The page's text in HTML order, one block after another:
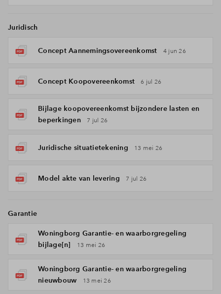
Juridisch
Concept Aannemingsovereenkomst 4 jun 26
Concept Koopovereenkomst 6 jul 26
Bijlage koopovereenkomst bijzondere lasten en
beperkingen
7 jul 26
Juridische situatietekening 13 mei 26
Model akte van levering 7 jul 26
Garantie
Woningborg Garantie- en waarborgregeling
bijlage[n]
13 mei 26
Woningborg Garantie- en waarborgregeling
nieuwbouw
13 mei 26